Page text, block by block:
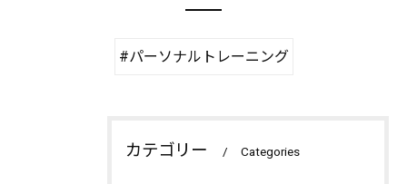
#パーソナルトレーニング
カテゴリー Categories